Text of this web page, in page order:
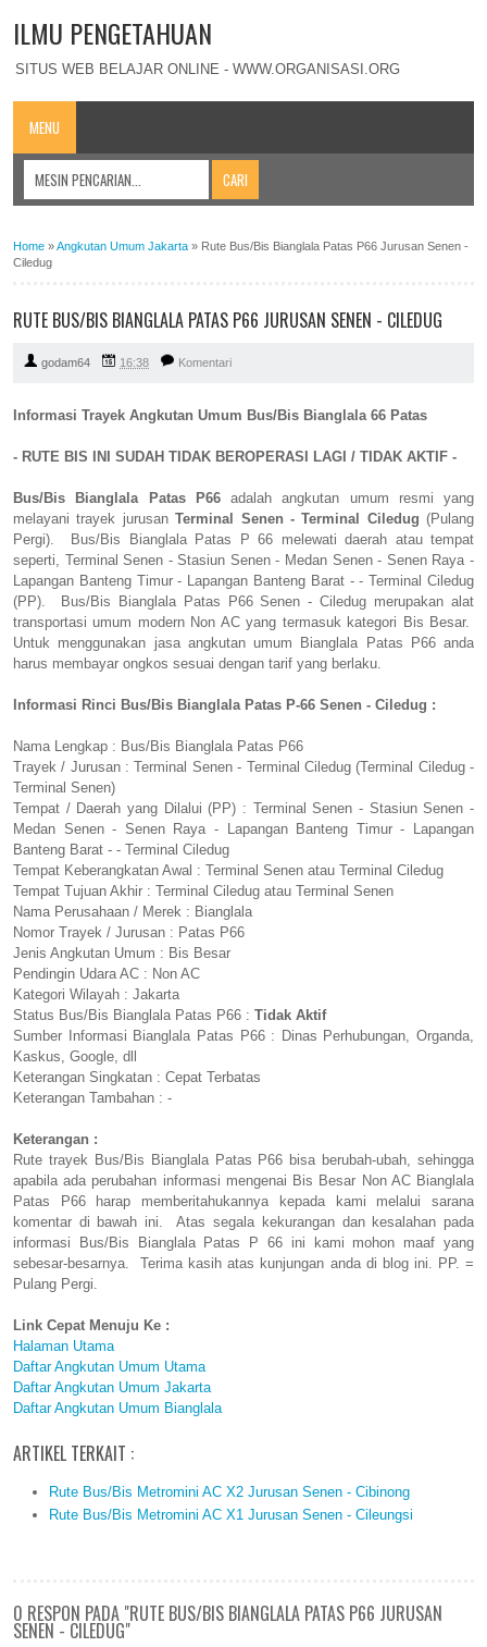
ILMU PENGETAHUAN
SITUS WEB BELAJAR ONLINE - WWW.ORGANISASI.ORG
MENU
Home »Angkutan Umum Jakarta » Rute Bus/Bis Bianglala Patas P66 Jurusan Senen -
Ciledug
RUTE BUS/BIS BIANGLALA PATAS P66 JURUSAN SENEN - CILEDUG
godam64 16:38 Komentari
Informasi Trayek Angkutan Umum Bus/Bis Bianglala 66 Patas
- RUTE BIS INI SUDAH TIDAK BEROPERASI LAGI / TIDAK AKTIF -
Bus/Bis Bianglala Patas P66adalah angkutan umum resmi yang
melayani trayek jurusanTerminal Senen - Terminal Ciledug (Pulang
Pergi). Bus/Bis Bianglala Patas P 66 melewati daerah atau tempat
seperti, Terminal Senen - Stasiun Senen - Medan Senen - Senen Raya -
Lapangan Banteng Timur - Lapangan Banteng Barat - - Terminal Ciledug
(PP). Bus/Bis Bianglala Patas P66 Senen - Ciledug merupakan alat
transportasi umum modern Non AC yang termasuk kategori Bis Besar.
Untuk menggunakan jasa angkutan umum Bianglala Patas P66 anda
harus membayar ongkos sesuai dengan tarif yang berlaku.
Informasi Rinci Bus/Bis Bianglala Patas P-66 Senen - Ciledug :
Nama Lengkap : Bus/Bis Bianglala Patas P66
Trayek / Jurusan : Terminal Senen - Terminal Ciledug (Terminal Ciledug -
Terminal Senen)
Tempat / Daerah yang Dilalui (PP) : Terminal Senen - Stasiun Senen -
Medan Senen - Senen Raya - Lapangan Banteng Timur - Lapangan
Banteng Barat - - Terminal Ciledug
Tempat Keberangkatan Awal : Terminal Senen atau Terminal Ciledug
Tempat Tujuan Akhir : Terminal Ciledug atau Terminal Senen
Nama Perusahaan / Merek : Bianglala
Nomor Trayek / Jurusan : Patas P66
Jenis Angkutan Umum : Bis Besar
Pendingin Udara AC : Non AC
Kategori Wilayah : Jakarta
Status Bus/Bis Bianglala Patas P66 : Tidak Aktif
Sumber Informasi Bianglala Patas P66 : Dinas Perhubungan, Organda,
Kaskus, Google, dll
Keterangan Singkatan : Cepat Terbatas
Keterangan Tambahan : -
Keterangan :
Rute trayek Bus/Bis Bianglala Patas P66 bisa berubah-ubah, sehingga
apabila ada perubahan informasi mengenai Bis Besar Non AC Bianglala
Patas P66 harap memberitahukannya kepada kami melalui sarana
komentar di bawah ini. Atas segala kekurangan dan kesalahan pada
informasi Bus/Bis Bianglala Patas P 66 ini kami mohon maaf yang
sebesar-besarnya. Terima kasih atas kunjungan anda di blog ini. PP. =
Pulang Pergi.
Link Cepat Menuju Ke :
Halaman Utama
Daftar Angkutan Umum Utama
Daftar Angkutan Umum Jakarta
Daftar Angkutan Umum Bianglala
ARTIKEL TERKAIT :
Rute Bus/Bis Metromini AC X2 Jurusan Senen - Cibinong
Rute Bus/Bis Metromini AC X1 Jurusan Senen - Cileungsi
0 RESPON PADA "RUTE BUS/BIS BIANGLALA PATAS P66 JURUSAN
SENEN - CILEDUG"